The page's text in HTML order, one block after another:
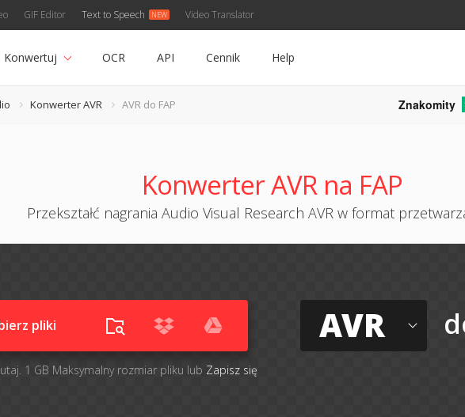
GIF Editor Text to Speech Video Translator
Konwertuj OCR API Cennik Help
Konwerter AVR AVR do FAP Znakomity
Konwerter AVR na FAP
Przekształć nagrania Audio Visual Research AVR w format
pliki
1 GB Maksymalny rozmiar pliku lub Zapisz się
AVR